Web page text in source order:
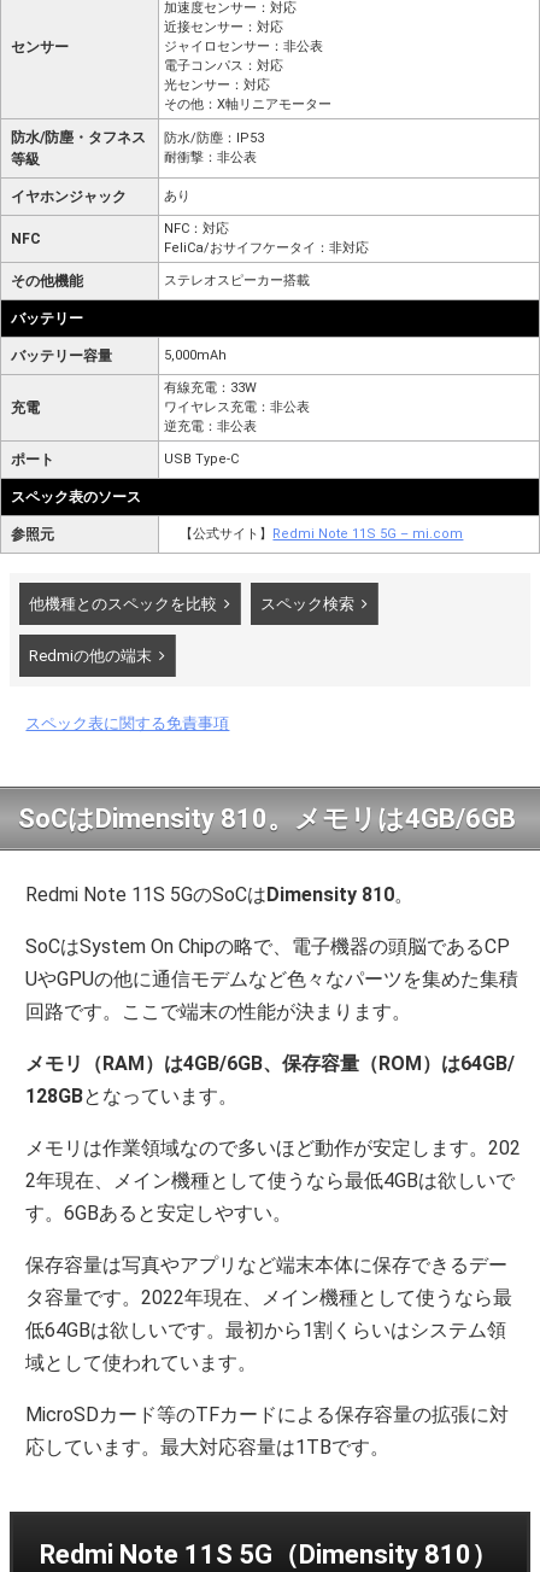
センサー
加速度センサー：対応
近接センサー：対応
ジャイロセンサー：非公表
電子コンパス：対応
光センサー：対応
その他：X軸リニアモーター
防水/防塵・タフネス
等級
防水/防塵：IP53
耐衝撃：非公表
イヤホンジャック あり
NFC
NFC：対応
FeliCa/おサイフケータイ：非対応
その他機能 ステレオスピーカー搭載
バッテリー
バッテリー容量 5,000mAh
充電
有線充電：33W
ワイヤレス充電：非公表
逆充電：非公表
ポート USB Type-C
スペック表のソース
参照元 【公式サイト】 Redmi Note 11S 5G – mi.com
他機種とのスペックを比較 スペック検索
Redmiの他の端末
スペック表に関する免責事項
SoCはDimensity 810。メモリは4GB/6GB
Redmi Note 11S 5GのSoCは Dimensity 810。
SoCはSystem On Chipの略で、電子機器の頭脳であるCP
UやGPUの他に通信モデムなど色々なパーツを集めた集積
回路です。ここで端末の性能が決まります。
メモリ（RAM）は4GB/6GB、保存容量（ROM）は64GB/
128GBとなっています。
メモリは作業領域なので多いほど動作が安定します。202
2年現在、メイン機種として使うなら最低4GBは欲しいで
す。6GBあると安定しやすい。
保存容量は写真やアプリなど端末本体に保存できるデー
タ容量です。2022年現在、メイン機種として使うなら最
低64GBは欲しいです。最初から1割くらいはシステム領
域として使われています。
MicroSDカード等のTFカードによる保存容量の拡張に対
応しています。最大対応容量は1TBです。
Redmi Note 11S 5G（Dimensity 810）